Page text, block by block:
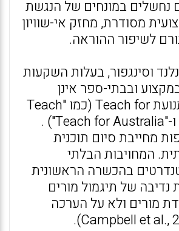
נחשלים במונחים של הנגשת
מסודרת, מחזק אי-שוויון
לשיפור ההוראה.
וסינגפור, בעלות השקעות
ובבתי-ספר אינן
משתתפות בתנועת Teach for (כמו "Teach
for America" ו-"Teach for Australia") .
מחייבת סיום תוכנית
המחויבות הבלתי
בהכשרה הראשונית
נדיבה של תיגמול מורים
מורים ולא על הערכה